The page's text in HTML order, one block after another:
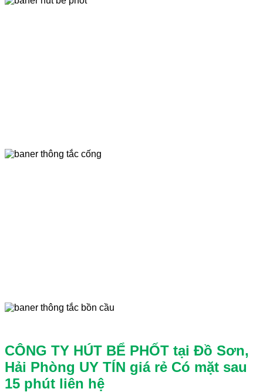
CÔNG TY HÚT BỂ PHỐT tại Đồ Sơn,
Hải Phòng UY TÍN giá rẻ Có mặt sau
15 phút liên hệ